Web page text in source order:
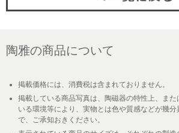
陶雅の商品について
掲載価格には、消費税は含まれておりません。
掲載している商品写真は、陶磁器の特性上、ま
いる環境等により、実物とは色や質感などが幾
で、ご承知おきください。